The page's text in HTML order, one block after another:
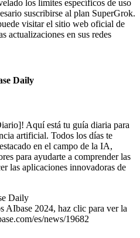
los límites específicos de uso
suscribirse al plan SuperGrok.
visitar el sitio web oficial de
actualizaciones en sus redes
Daily
Aquí está tu guía diaria para
artificial. Todos los días te
en el campo de la IA,
para ayudarte a comprender las
las aplicaciones innovadoras de
Daily
AIbase 2024, haz clic para ver la
es/news/19682